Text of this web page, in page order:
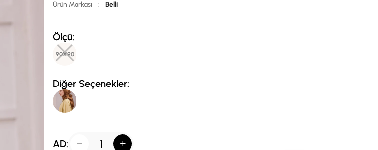
Ürün Markası
: Belli
Ölçü:
90X90
Diğer Seçenekler:
AD: